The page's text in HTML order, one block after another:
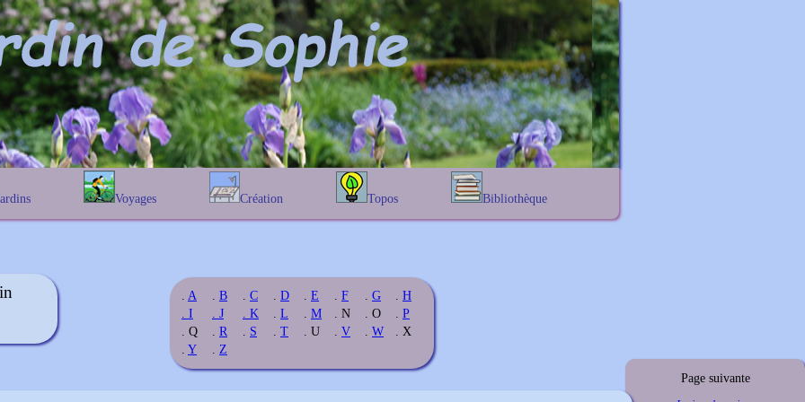
Voyages
En Belgique
Création
Prairies fleuries
Topos
Les chênes
Les Euonymus
Bibliothèque
Lexique noms propres
Page suivante
. A . B . C . D . E . F . G . H
. I
. J . K . L . M . N . O . P
. Q
. R . S . T . U . V . W
. X
. Y . Z